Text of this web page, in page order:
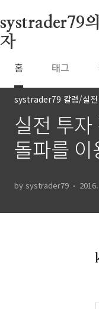
systrader79
자
홈 태그
systrader79 칼럼/실전
실전 투
돌파를
by systrader79